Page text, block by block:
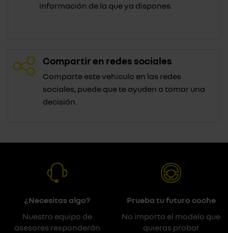
información de la que ya dispones.
Compartir en redes sociales
Comparte este vehiculo en las redes
sociales, puede que te ayuden a tomar una
decisión.
¿Necesitas algo?
Nuestro equipo de
asesores responderán
Prueba tu futuro coche
No importa el modelo que
quieras probar